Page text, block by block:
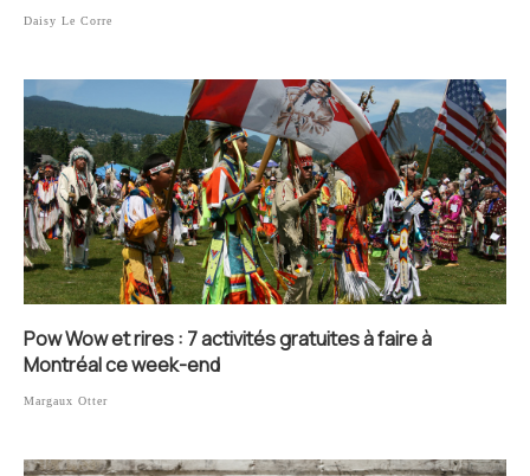
Daisy Le Corre
Pow Wow et rires : 7 activités gratuites à faire à
Montréal ce week-end
Margaux Otter